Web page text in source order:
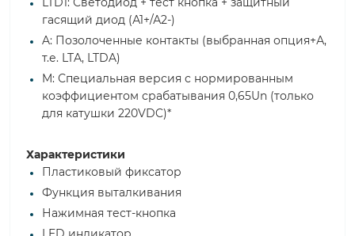
гасящий диод (А1+/А2-)
A: Позолоченные контакты (выбранная опция+А,
т.е. LTA, LTDA)
M: Специальная версия с нормированным
коэффициентом срабатывания 0,65Un (только
для катушки 220VDC)*
Характеристики
Пластиковый фиксатор
Функция выталкивания
Нажимная тест-кнопка